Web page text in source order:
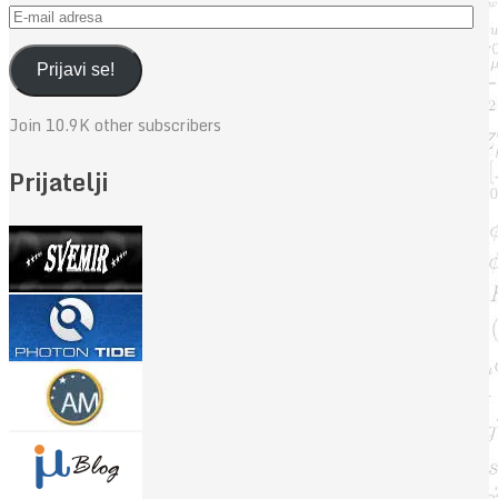
E-
mail
adresaPrijavi se!
Join 10.9K other subscribers
Prijatelji